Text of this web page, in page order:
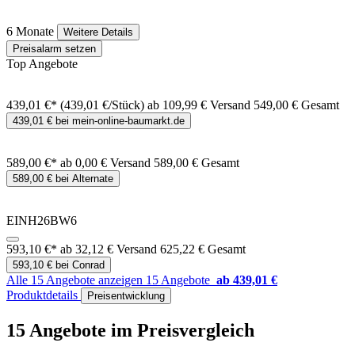
6 Monate
Weitere Details
Preisalarm setzen
Top Angebote
439,01 €* (439,01 €/Stück) ab 109,99 € Versand 549,00 € Gesamt
439,01 € bei mein-online-baumarkt.de
589,00 €* ab 0,00 € Versand 589,00 € Gesamt
589,00 € bei Alternate
EINH26BW6
593,10 €* ab 32,12 € Versand 625,22 € Gesamt
593,10 € bei Conrad
Alle 15 Angebote anzeigen 15 Angebote ab 439,01 €
Produktdetails
Preisentwicklung
15 Angebote im Preisvergleich